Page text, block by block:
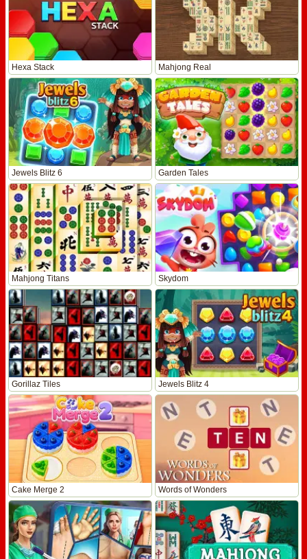
Hexa Stack Mahjong Real
Jewels Blitz 6 Garden Tales
Mahjong Titans Skydom
Gorillaz Tiles Jewels Blitz 4
Cake Merge 2 Words of Wonders